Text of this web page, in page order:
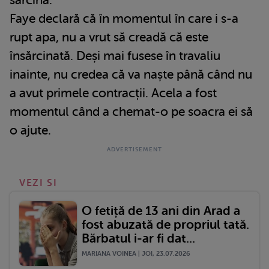
Faye declară că în momentul în care i s-a
rupt apa, nu a vrut să creadă că este
însărcinată. Deși mai fusese în travaliu
inainte, nu credea că va naște până când nu
a avut primele contracții. Acela a fost
momentul când a chemat-o pe soacra ei să
o ajute.
VEZI SI
O fetiță de 13 ani din Arad a
fost abuzată de propriul tată.
Bărbatul i-ar fi dat...
MARIANA VOINEA | JOI, 23.07.2026